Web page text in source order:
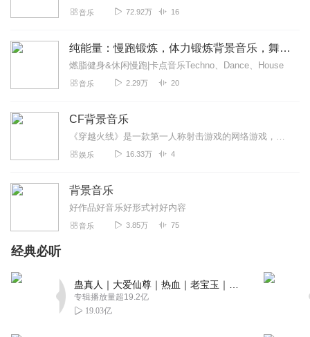
蹉跎岁月又如何
2019-11-07 5
陶然家
2022-01-08
苍蓝战服
☹️虽然有些部分的音乐没有上传☹️但还是感谢无影亦踪上传
的dnf☹️
2020-11-28
Sajui
记录一下，DNF手游宣布2020年8月12日正式公测，然后2020
年8月10日宣布跳水推迟，坑比。
2020-08-11
音乐 72.92万 16
纯能量：慢跑锻炼，体力锻炼背景音乐，舞曲音乐，电子混音， Techno、Dance、House音乐
燃脂健身&休闲慢跑|卡点音乐Techno、Dance、House
音乐 2.29万 20
CF背景音乐
《穿越火线》是一款第一人称射击游戏的网络游戏，玩家扮演控制一名持枪战斗人员，与其他玩家进行械斗。其背景音乐-—-—简单、霸气。
娱乐 16.33万 4
背景音乐
好作品好音乐好形式衬好内容
音乐 3.85万 75
经典必听
专辑播放量超19.2亿
19.03亿